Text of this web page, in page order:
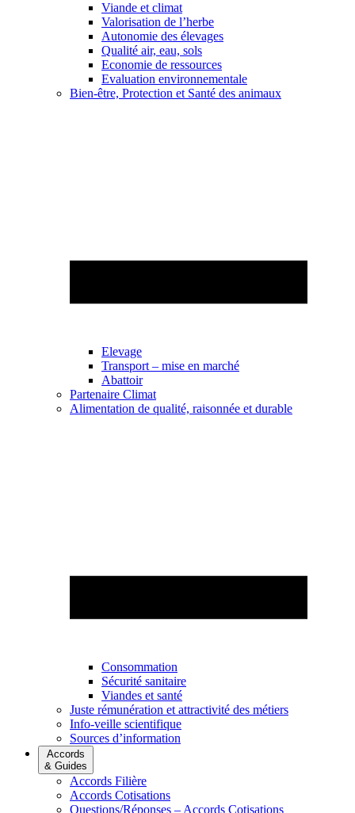
Viande et climat
Valorisation de l’herbe
Autonomie des élevages
Qualité air, eau, sols
Economie de ressources
Evaluation environnementale
Bien-être, Protection et Santé des animaux
Elevage
Transport – mise en marché
Abattoir
Partenaire Climat
Alimentation de qualité, raisonnée et durable
Consommation
Sécurité sanitaire
Viandes et santé
Juste rémunération et attractivité des métiers
Info-veille scientifique
Sources d’information
Accords
& Guides
Accords Filière
Accords Cotisations
Questions/Réponses – Accords Cotisations